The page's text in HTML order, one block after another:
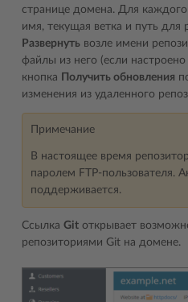
странице домена. Для
имя, текущая ветка и путь для
Развернуть возле имени
файлы из него (если
кнопка Получить обновления
изменения из удаленного
Примечание
В настоящее время
паролем FTP-пользователя.
поддерживается.
Ссылка Git открывает
репозиториями Git на домене.